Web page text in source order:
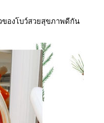
องโบว์สวยสุขภาพดีกัน